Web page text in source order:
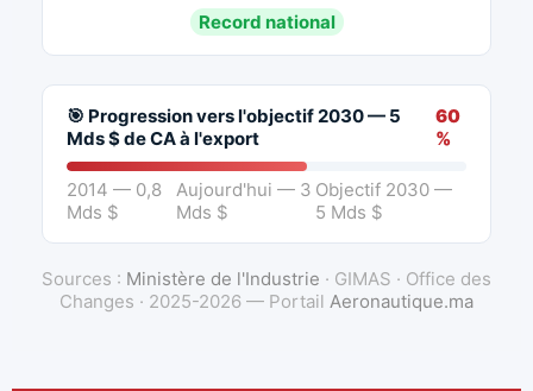
Record national
🎯 Progression vers l'objectif 2030 — 5
Mds $ de CA à l'export
60
%
2014 — 0,8
Mds $
Aujourd'hui — 3
Mds $
Objectif 2030 —
5 Mds $
Sources : Ministère de l'Industrie · GIMAS · Office des
Changes · 2025-2026 — Portail Aeronautique.ma